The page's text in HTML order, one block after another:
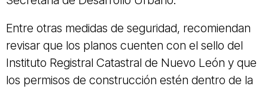
Entre otras medidas de seguridad, recomiendan
revisar que los planos cuenten con el sello del
Instituto Registral Catastral de Nuevo León y que
los permisos de construcción estén dentro de la